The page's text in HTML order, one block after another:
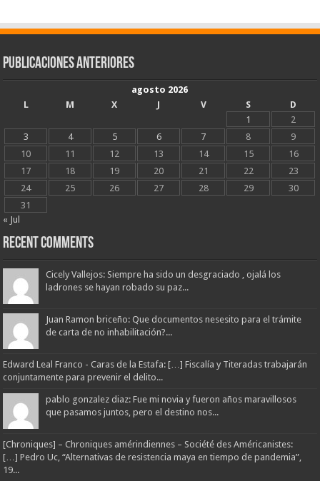
Publicaciones Anteriores
agosto 2026
L
M X J V S
D
1
2
3
4 5 6 7 8
9
10
11 12 13 14 15
16
17
18 19 20 21 22
23
24
25 26 27 28 29
30
31
« Jul
Recent Comments
Cicely Vallejos: Siempre ha sido un desgraciado , ojalá los
ladrones se hayan robado su paz...
Juan Ramon briceño: Que documentos nesesito para el trámite
de carta de no inhabilitación?...
Edward Leal Franco - Caras de la Estafa: […] Fiscalía y Titeradas trabajarán
conjuntamente para prevenir el delito...
pablo gonzalez diaz: Fue mi novia y fueron años maravillosos
que pasamos juntos, pero el destino nos...
[Chroniques] – Chroniques amérindiennes – Société des Américanistes:
[…] Pedro Uc, “Alternativas de resistencia maya en tiempo de pandemia”,
19...